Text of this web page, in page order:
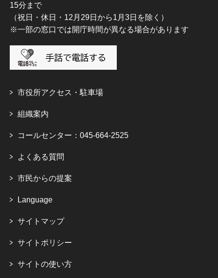
15分まで
（祝日・休日・12月29日から1月3日を除く）
※一部の窓口では開庁時間が異なる場合があります
市役所アクセス・駐車場
組織案内
コールセンター：045-664-2525
よくある質問
市民からの提案
Language
サイトマップ
サイトポリシー
サイトの使い方